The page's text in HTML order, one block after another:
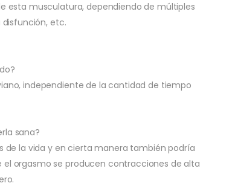
esta musculatura, dependiendo de múltiples
etc.
independiente de la cantidad de tiempo
sana?
de la vida y en cierta manera también podría
orgasmo se producen contracciones de alta